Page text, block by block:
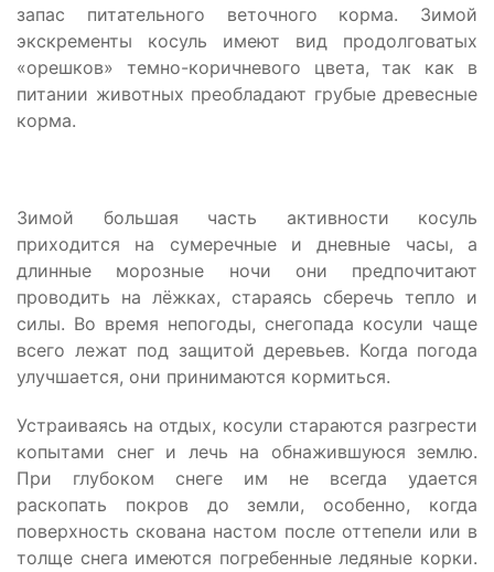
запас питательного веточного корма. Зимой
экскременты косуль имеют вид продолговатых
«орешков» темно-коричневого цвета, так как в
питании животных преобладают грубые древесные
корма.
Зимой большая часть активности косуль
приходится на сумеречные и дневные часы, а
длинные морозные ночи они предпочитают
проводить на лёжках, стараясь сберечь тепло и
силы. Во время непогоды, снегопада косули чаще
всего лежат под защитой деревьев. Когда погода
улучшается, они принимаются кормиться.
Устраиваясь на отдых, косули стараются разгрести
копытами снег и лечь на обнажившуюся землю.
При глубоком снеге им не всегда удается
раскопать покров до земли, особенно, когда
поверхность скована настом после оттепели или в
толще снега имеются погребенные ледяные корки.